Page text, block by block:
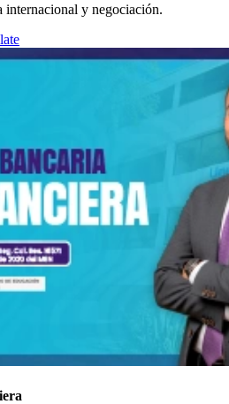
internacional y negociación.